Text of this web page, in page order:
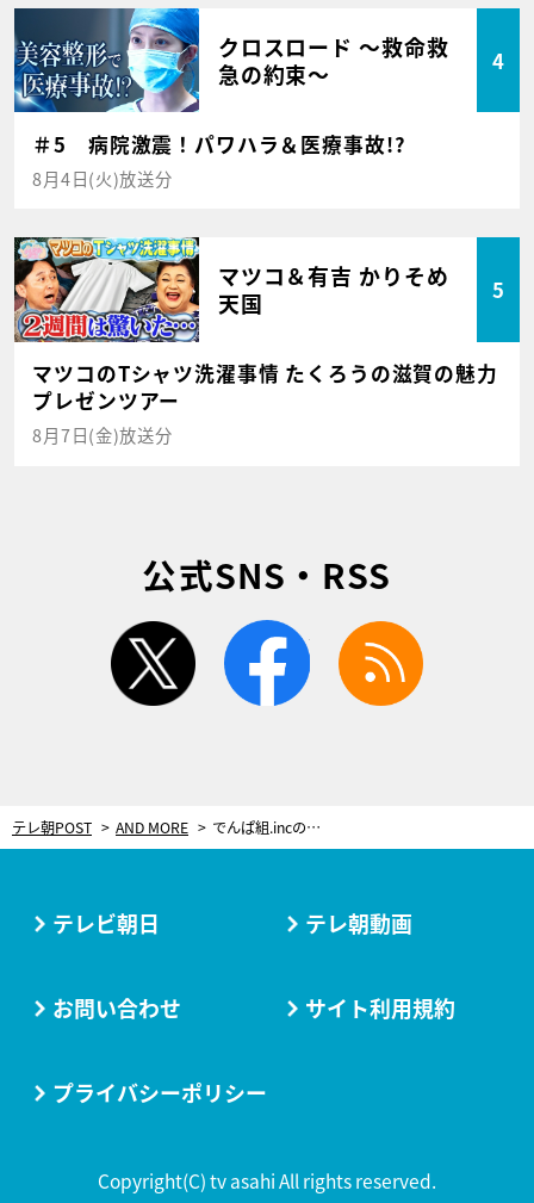
クロスロード ～救命救
急の約束～
4
＃5 病院激震！パワハラ＆医療事故!?
8月4日(火)放送分
マツコ＆有吉 かりそめ
天国
5
マツコのTシャツ洗濯事情 たくろうの滋賀の魅力
プレゼンツアー
8月7日(金)放送分
公式SNS・RSS
twitter facebook
テレ朝POST AND MORE でんぱ組.incの“結婚適性度”をプロが判定！夢眠ねむの手料理に予想外の評価！
テレビ朝日 テレ朝動画
お問い合わせ サイト利用規約
プライバシーポリシー
Copyright(C) tv asahi All rights reserved.